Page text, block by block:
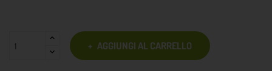
AGGIUNGI AL CARRELLO